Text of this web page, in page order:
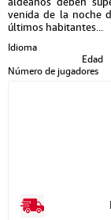
venida de la noche
últimos habitantes...
Idioma
Edad
Número de jugadores